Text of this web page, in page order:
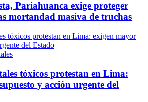
Pariahuanca exige proteger
mortandad masiva de truchas
tóxicos protestan en Lima:
y acción urgente del